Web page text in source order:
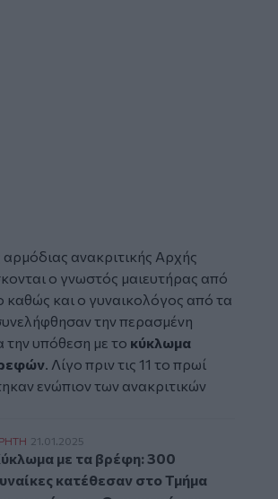
αρμόδιας ανακριτικής Αρχής
ο γνωστός μαιευτήρας από
καθώς και ο γυναικολόγος από τα
την περασμένη
την υπόθεση με το κύκλωμα
. Λίγο πριν τις 11 το πρωί
ενώπιον των ανακριτικών
με τα βρέφη: 300 γυναίκες
21.01.2025
με τα βρέφη: 300
κατέθεσαν στο Τμήμα